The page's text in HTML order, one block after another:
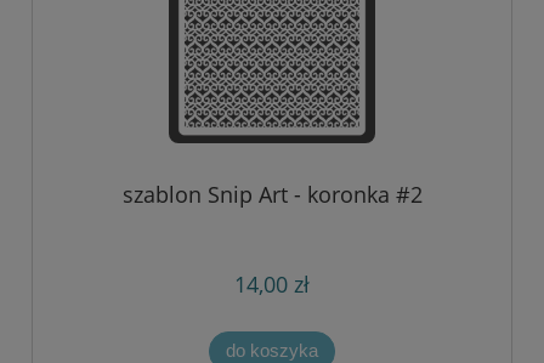
szablon Snip Art - koronka #2
14,00 zł
do koszyka